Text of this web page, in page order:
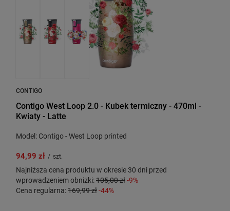
CONTIGO
Contigo West Loop 2.0 - Kubek termiczny - 470ml -
Kwiaty - Latte
Model: Contigo - West Loop printed
94,99 zł / szt.
Najniższa cena produktu w okresie 30 dni przed
wprowadzeniem obniżki:105,00 zł-9%
Cena regularna:169,99 zł-44%